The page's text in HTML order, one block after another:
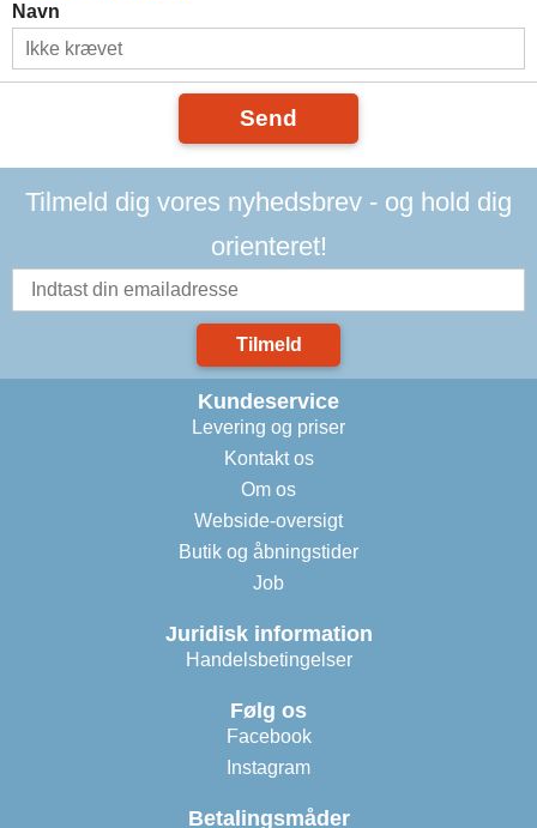
Navn
Send
Tilmeld dig vores nyhedsbrev - og hold dig
orienteret!
Tilmeld
Kundeservice
Levering og priser
Kontakt os
Om os
Webside-oversigt
Butik og åbningstider
Job
Juridisk information
Handelsbetingelser
Følg os
Facebook
Instagram
Betalingsmåder